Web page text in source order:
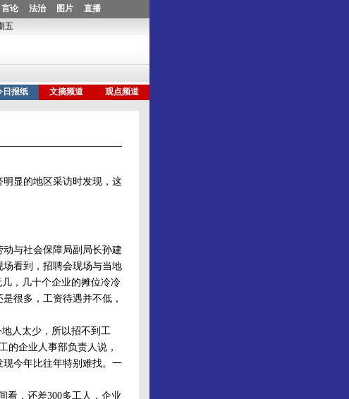
显的地区采访时发现，这
与社会保障局副局长孙建
看到，招聘会现场与当地
，几十个企业的摊位冷冷
很多，工资待遇并不低，
人太少，所以招不到工
的企业人事部负责人说，
今年比往年特别难找。一
，还差300多工人，企业